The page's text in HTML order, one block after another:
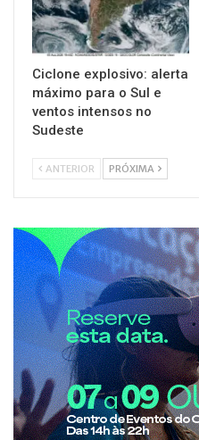
Ciclone explosivo: alerta
máximo para o Sul e
ventos intensos no
Sudeste
ANTERIOR PRÓXIMA